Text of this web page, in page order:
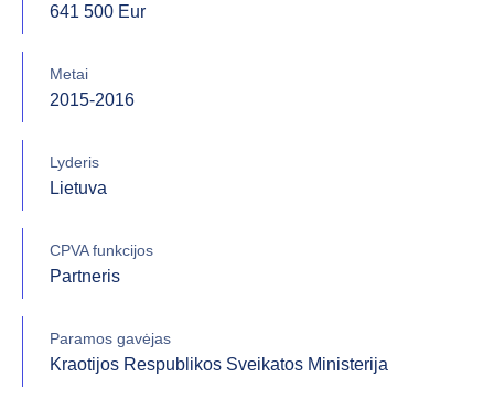
641 500 Eur
Metai
2015-2016
Lyderis
Lietuva
CPVA funkcijos
Partneris
Paramos gavėjas
Kraotijos Respublikos Sveikatos Ministerija